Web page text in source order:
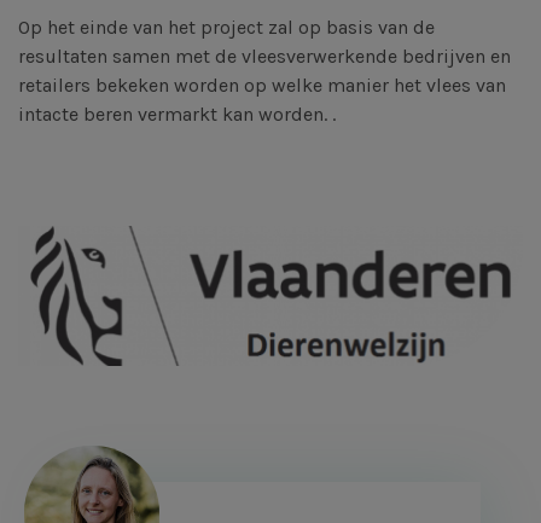
Op het einde van het project zal op basis van de
resultaten samen met de vleesverwerkende bedrijven en
retailers bekeken worden op welke manier het vlees van
intacte beren vermarkt kan worden. .
Afbeelding
Afbeelding